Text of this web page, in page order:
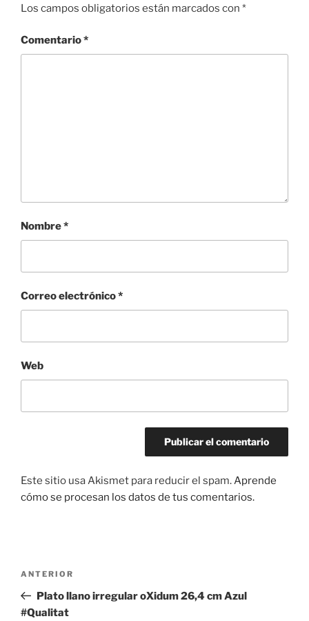
Los campos obligatorios están marcados con *
Comentario*
Nombre*
Correo electrónico*
Web
Este sitio usa Akismet para reducir el spam.Aprende
cómo se procesan los datos de tus comentarios.
entradas
Entrada
anterior:
ANTERIOR
Plato llano irregular oXidum 26,4 cm Azul
#Qualitat